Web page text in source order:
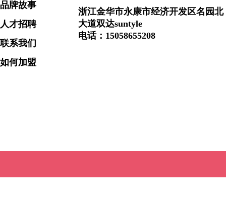
品牌故事
人才招聘
联系我们
如何加盟
浙江金华市永康市经济开发区名园北
大道双达suntyle
电话：15058655208